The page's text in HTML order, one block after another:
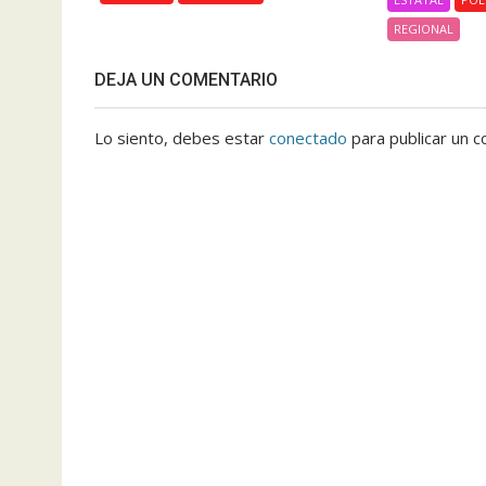
REGIONAL
DEJA UN COMENTARIO
Lo siento, debes estar conectado para publicar un